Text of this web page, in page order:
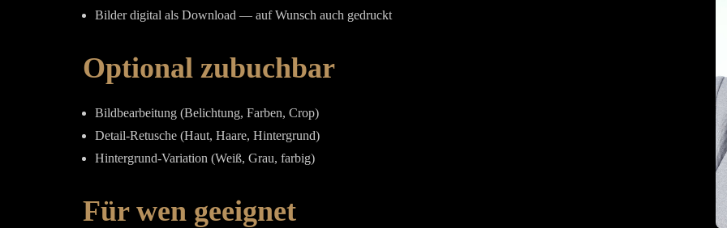
Bilder digital als Download — auf Wunsch auch gedruckt
Optional zubuchbar
Bildbearbeitung (Belichtung, Farben, Crop)
Detail-Retusche (Haut, Haare, Hintergrund)
Hintergrund-Variation (Weiß, Grau, farbig)
Für wen geeignet